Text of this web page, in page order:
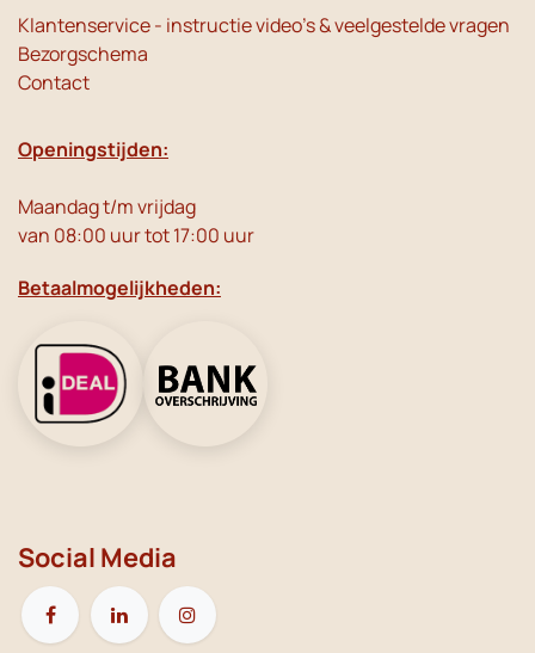
Klantenservice - instructie video's & veelgestelde vragen
Bezorgschema
Contact
Openingstijden:
Maandag t/m vrijdag
van 08:00 uur tot 17:00 uur
Betaalmogelijkheden:
Social Media